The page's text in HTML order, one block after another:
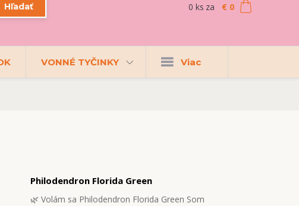
Hľadať 0 ks za € 0
VONNÉ TYČINKY Viac
Philodendron Florida Green
🌿 Volám sa Philodendron Florida Green Som